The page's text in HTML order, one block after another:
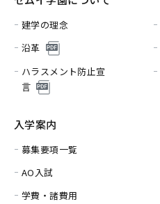
建学の理念
沿革
ハラスメント防止宣
言
入学案内
募集要項一覧
AO入試
学費・諸費用